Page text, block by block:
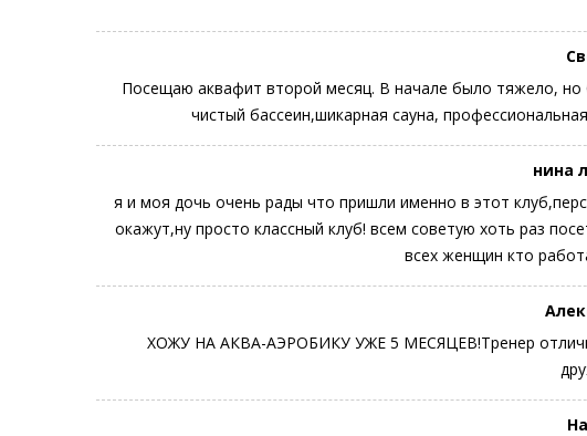
Посещаю аквафит второй месяц. В начале было тяжело, но
чистый бассеин,шикарная сауна,
нина
я и моя дочь очень рады что пришли именно в этот
окажут,ну просто классный клуб! всем советую хоть раз
всех женщин кто
ХОЖУ НА АКВА-АЭРОБИКУ УЖЕ 5 МЕСЯЦЕВ!Тренер